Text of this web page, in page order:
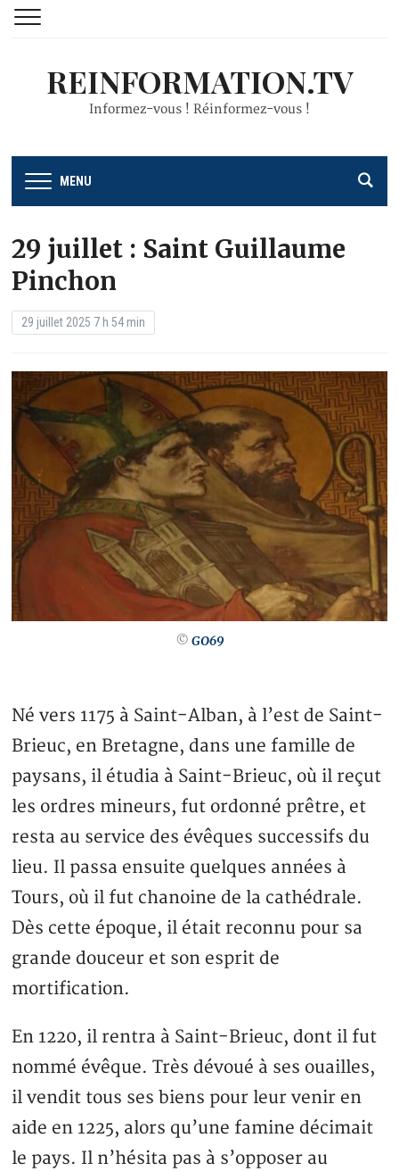
REINFORMATION.TV
Informez-vous ! Réinformez-vous !
MENU
29 juillet : Saint Guillaume
Pinchon
29 juillet 2025 7 h 54 min
© GO69
Né vers 1175 à Saint-Alban, à l’est de Saint-
Brieuc, en Bretagne, dans une famille de
paysans, il étudia à Saint-Brieuc, où il reçut
les ordres mineurs, fut ordonné prêtre, et
resta au service des évêques successifs du
lieu. Il passa ensuite quelques années à
Tours, où il fut chanoine de la cathédrale.
Dès cette époque, il était reconnu pour sa
grande douceur et son esprit de
mortification.
En 1220, il rentra à Saint-Brieuc, dont il fut
nommé évêque. Très dévoué à ses ouailles,
il vendit tous ses biens pour leur venir en
aide en 1225, alors qu’une famine décimait
le pays. Il n’hésita pas à s’opposer au